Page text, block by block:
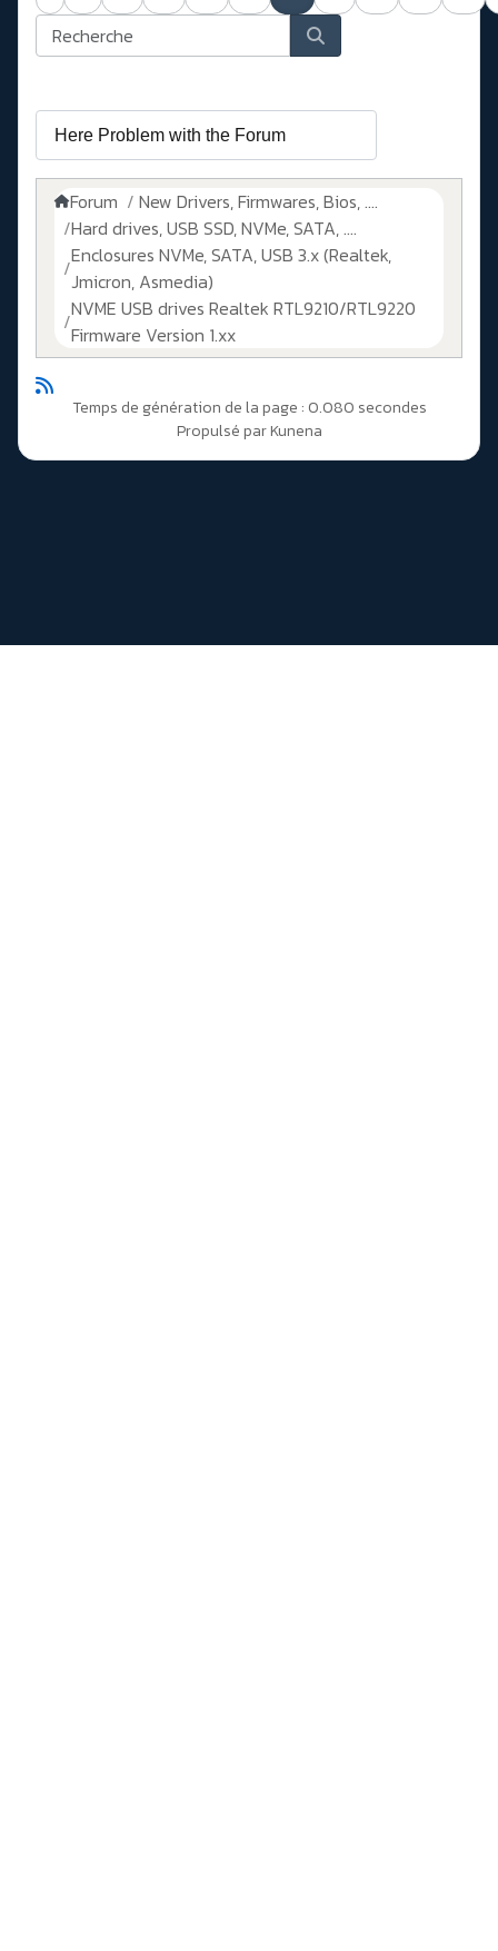
Forum
New Drivers, Firmwares, Bios, ....
Hard drives, USB SSD, NVMe, SATA, ....
Enclosures NVMe, SATA, USB 3.x (Realtek,
Jmicron, Asmedia)
NVME USB drives Realtek RTL9210/RTL9220
Firmware Version 1.xx
Temps de génération de la page : 0.080 secondes
Propulsé parKunena